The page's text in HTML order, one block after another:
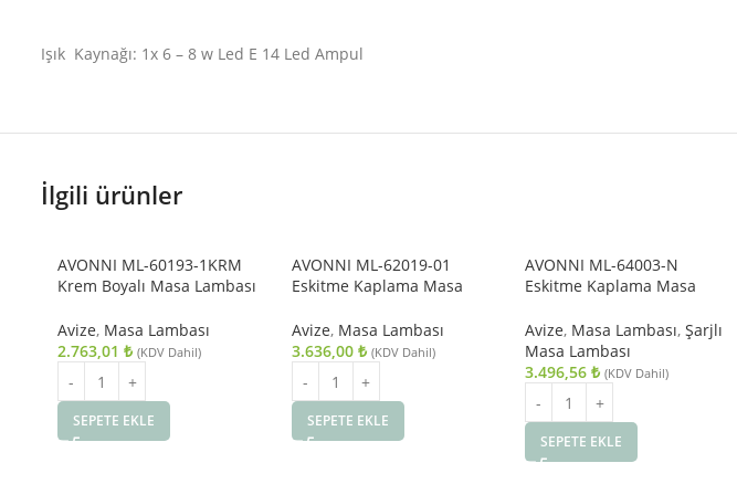
Işık Kaynağı: 1x 6 – 8 w Led E 14 Led Ampul
İlgili ürünler
AVONNI ML-60193-1KRM
Krem Boyalı Masa Lambası
Avize, Masa Lambası
2.763,01 ₺ (KDV Dahil)
SEPETE EKLE
AVONNI ML-62019-01
Eskitme Kaplama Masa
15x25cm
Avize, Masa Lambası
3.636,00 ₺ (KDV Dahil)
SEPETE EKLE
AVONNI ML-64003-N
Eskitme Kaplama Masa
9cm
Avize, Masa Lambası, Şarjlı
Masa Lambası
3.496,56₺ (KDV Dahil)
SEPETE EKLE